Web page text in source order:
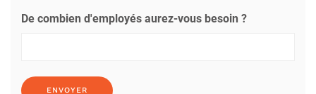
De combien d'employés aurez-vous besoin ?